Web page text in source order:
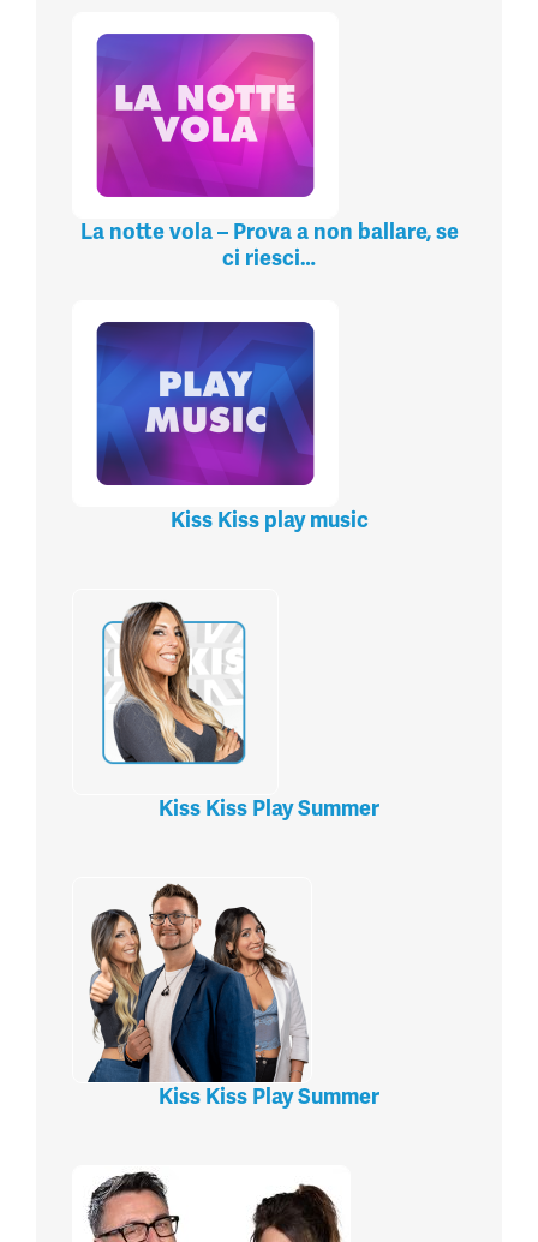
La notte vola – Prova a non ballare, se
ci riesci…
Kiss Kiss play music
Kiss Kiss Play Summer
Kiss Kiss Play Summer